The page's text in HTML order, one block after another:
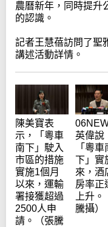
農曆新年，同時提升
的認識。
記者王慧蓓訪問了聖
講述活動詳情。
陳美寶表
示，「粵車
南下」駛入
市區的措施
實施1個月
以來，運輸
署接獲超過
2500人申
請。（張騰
英偉說
「粵車
下」實
來，酒
房率正
上升
騰攝）